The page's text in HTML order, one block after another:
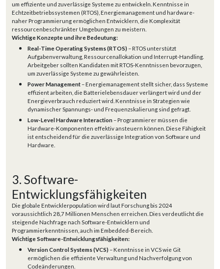
um effiziente und zuverlässige Systeme zu entwickeln. Kenntnisse in
Echtzeitbetriebssystemen (RTOS), Energiemanagement und hardware-
naher Programmierung ermöglichen Entwicklern, die Komplexität
ressourcenbeschränkter Umgebungen zu meistern.
Wichtige Konzepte und ihre Bedeutung:
Real-Time Operating Systems (RTOS) – RTOS unterstützt
Aufgabenverwaltung, Ressourcenallokation und Interrupt-Handling.
Arbeitgeber sollten Kandidaten mit RTOS-Kenntnissen bevorzugen,
um zuverlässige Systeme zu gewährleisten.
Power Management – Energiemanagement stellt sicher, dass Systeme
effizient arbeiten, die Batterielebensdauer verlängert wird und der
Energieverbrauch reduziert wird. Kenntnisse in Strategien wie
dynamischer Spannungs- und Frequenzskalierung sind gefragt.
Low-Level Hardware Interaction – Programmierer müssen die
Hardware-Komponenten effektiv ansteuern können. Diese Fähigkeit
ist entscheidend für die zuverlässige Integration von Software und
Hardware.
3. Software-
Entwicklungsfähigkeiten
Die globale Entwicklerpopulation wird laut Forschung bis 2024
voraussichtlich 28,7 Millionen Menschen erreichen. Dies verdeutlicht die
steigende Nachfrage nach Software-Entwicklern und
Programmierkenntnissen, auch im Embedded-Bereich.
Wichtige Software-Entwicklungsfähigkeiten:
Version Control Systems (VCS) – Kenntnisse in VCS wie Git
ermöglichen die effiziente Verwaltung und Nachverfolgung von
Codeänderungen.